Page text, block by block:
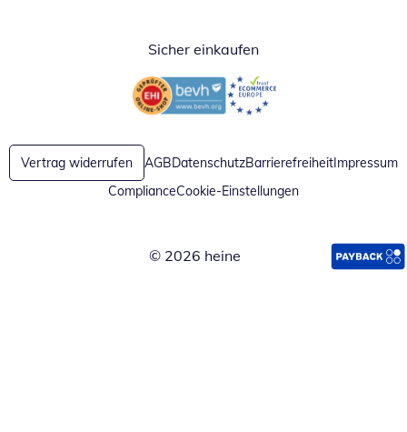
Sicher einkaufen
Öffnet in neuem FensterÖffnet in neuem Fenster
Vertrag widerrufen AGBDatenschutzBarrierefreiheitImpressum
ComplianceCookie-Einstellungen
© 2026 heine